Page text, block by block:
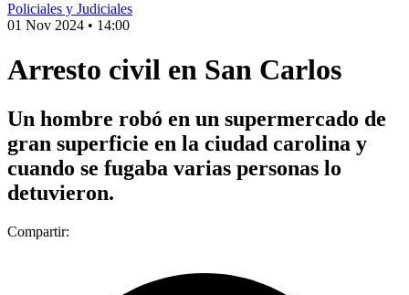
Policiales y Judiciales
01 Nov 2024 • 14:00
Arresto civil en San Carlos
Un hombre robó en un supermercado de
gran superficie en la ciudad carolina y
cuando se fugaba varias personas lo
detuvieron.
Compartir: